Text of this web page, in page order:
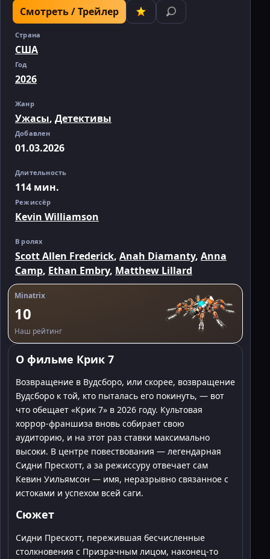
Смотреть / Трейлер
Страна
США
Год
2026
Жанр
Ужасы, Детективы
Добавлен
01.03.2026
Длительность
114 мин.
Режиссёр
Kevin Williamson
В ролях
Scott Allen Frederick, Anah Diamanty, Anna
Camp, Ethan Embry, Matthew Lillard
Minatrix
10
Наш рейтинг
О фильме Крик 7
Возвращение в Вудсборо, или скорее, возвращение
Вудсборо к той, кто пыталась его покинуть, — вот
что обещает «Крик 7» в 2026 году. Культовая
хоррор-франшиза вновь собирает свою
аудиторию, и на этот раз ставки максимально
высоки. В центре повествования — легендарная
Сидни Прескотт, а за режиссуру отвечает сам
Кевин Уильямсон — имя, неразрывно связанное с
истоками и успехом всей саги.
Сюжет
Сидни Прескотт, пережившая бесчисленные
столкновения с Призрачным лицом, наконец-то